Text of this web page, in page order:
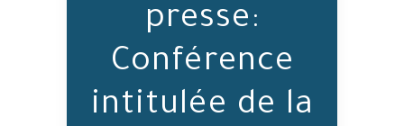
presse:
Conférence
intitulée de la